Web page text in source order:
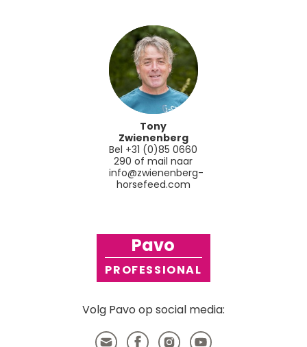
Tony
Zwienenberg
Bel +31 (0)85 0660
290 of mail naar
info@zwienenberg-
horsefeed.com
Pavo
PROFESSIONAL
Volg Pavo op social media: